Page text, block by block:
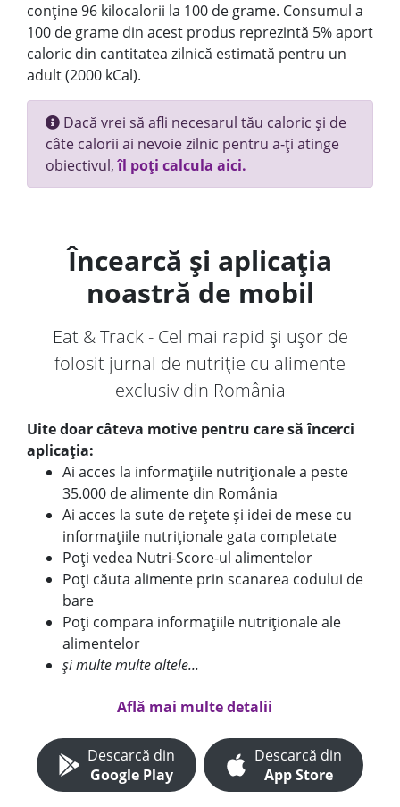
conține 96 kilocalorii la 100 de grame. Consumul a
100 de grame din acest produs reprezintă 5% aport
caloric din cantitatea zilnică estimată pentru un
adult (2000 kCal).
Dacă vrei să afli necesarul tău caloric și de
câte calorii ai nevoie zilnic pentru a-ți atinge
obiectivul,îl poți calcula aici.
Încearcă și aplicația
noastră de mobil
Eat & Track - Cel mai rapid și ușor de
folosit jurnal de nutriție cu alimente
exclusiv din România
Uite doar câteva motive pentru care să încerci
aplicația:
Ai acces la informațiile nutriționale a peste
35.000 de alimente din România
Ai acces la sute de rețete și idei de mese cu
informațiile nutriționale gata completate
Poți vedea Nutri-Score-ul alimentelor
Poți căuta alimente prin scanarea codului de
bare
Poți compara informațiile nutriționale ale
alimentelor
și multe multe altele...
Află mai multe detalii
Descarcă din
Google Play
Descarcă din
App Store